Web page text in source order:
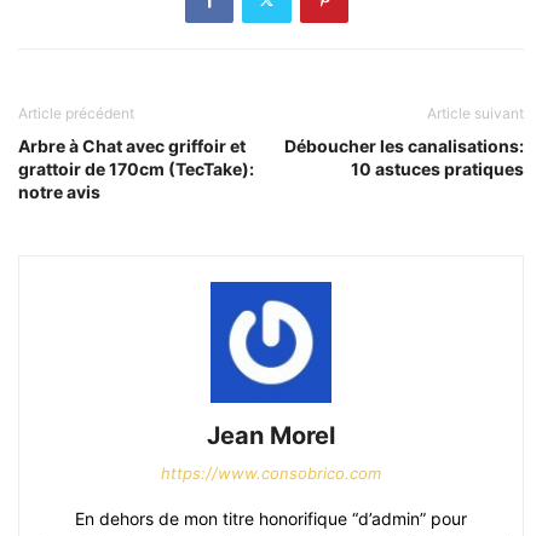
Article précédent
Arbre à Chat avec griffoir et
grattoir de 170cm (TecTake):
notre avis
Article suivant
Déboucher les canalisations:
10 astuces pratiques
Jean Morel
https://www.consobrico.com
En dehors de mon titre honorifique “d’admin” pour